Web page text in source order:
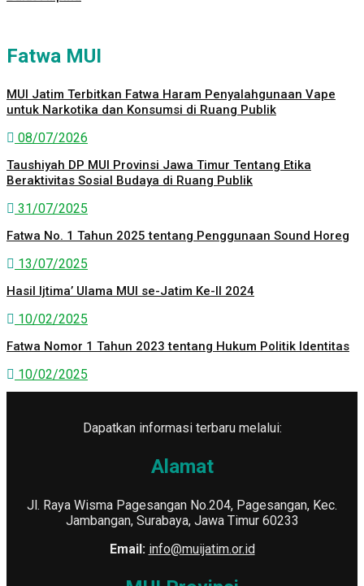
Fatwa MUI
MUI Jatim Terbitkan Fatwa Haram Penyalahgunaan Vape
untuk Narkotika dan Konsumsi di Ruang Publik
08/07/2026
Taushiyah DP MUI Provinsi Jawa Timur Tentang Etika
Beraktivitas Sosial Budaya di Ruang Publik
31/07/2025
Fatwa No. 1 Tahun 2025 tentang Penggunaan Sound Horeg
13/07/2025
Hasil Ijtima’ Ulama MUI se-Jatim Ke-II 2024
10/02/2025
Fatwa Nomor 1 Tahun 2023 tentang Hukum Politik Identitas
10/02/2025
Dapatkan informasi terbaru melalui:
Alamat
Jl. Raya Wisma Pagesangan No.204, Pagesangan, Kec.
Jambangan, Surabaya, Jawa Timur 60233
Email: info@muijatim.or.id